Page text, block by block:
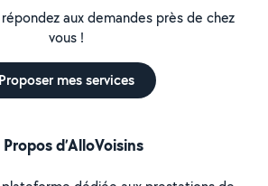
aux demandes près de chez
vous !
Proposer mes services
d’AlloVoisins